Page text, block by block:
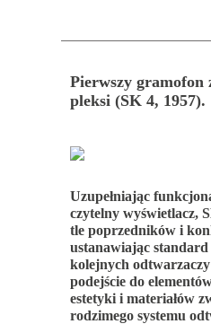
Pierwszy gramofon
pleksi (SK 4, 1957).
Uzupełniając
czytelny wyświetlacz,
tle poprzedników i
ustanawiając
kolejnych odtwarzaczy
podejście do
estetyki i materiałów
rodzimego systemu